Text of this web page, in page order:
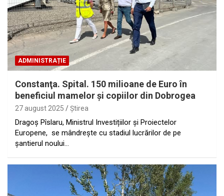
ADMINISTRAȚIE
Constanţa. Spital. 150 milioane de Euro în
beneficiul mamelor și copiilor din Dobrogea
27 august 2025 Ştirea
Dragoş Pîslaru, Ministrul Investițiilor şi Proiectelor
Europene, se mândrește cu stadiul lucrărilor de pe
șantierul noului…